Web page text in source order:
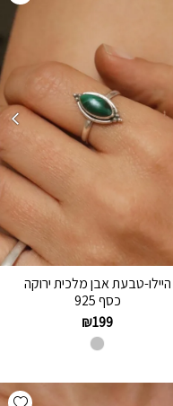
היילו-טבעת אבן מלכית ירוקה
כסף 925
₪199